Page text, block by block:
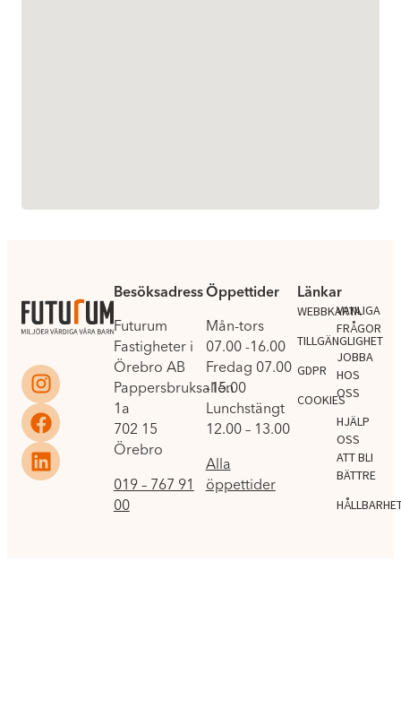
Besöksadress
Futurum
Fastigheter i
Örebro AB
Pappersbruksallén
1a
702 15
Örebro
019 – 767 91
00
Öppettider
Mån-tors
07.00 -16.00
Fredag 07.00
-15.00
Lunchstängt
12.00 – 13.00
Alla
öppettider
Länkar
WEBBKARTA
TILLGÄNGLIGHET
GDPR
COOKIES
.
VANLIGA
FRÅGOR
JOBBA
HOS
OSS
HJÄLP
OSS
ATT BLI
BÄTTRE